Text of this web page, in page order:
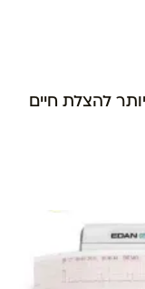
להצלת חיים